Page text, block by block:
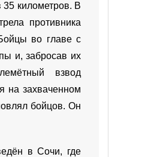
35 километров. В
противника
во главе с
и, забросав их
взвод
на захваченном
бойцов. Он
в Сочи, где